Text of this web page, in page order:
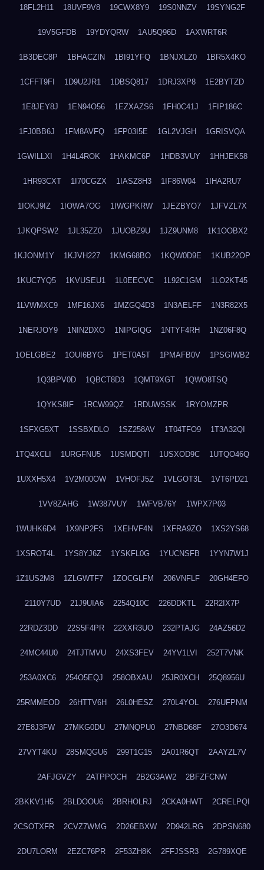
18FL2H11 18UVF9V8 19CWX8Y9 19S0NNZV 19SYNG2F
19V5GFDB 19YDYQRW 1AU5Q96D 1AXWRT6R
1B3DEC8P 1BHACZIN 1BI91YFQ 1BNJXLZ0 1BR5X4KO
1CFFT9FI 1D9U2JR1 1DBSQ817 1DRJ3XP8 1E2BYTZD
1E8JEY8J 1EN94O56 1EZXAZS6 1FH0C41J 1FIP186C
1FJ0BB6J 1FM8AVFQ 1FP03I5E 1GL2VJGH 1GRISVQA
1GWILLXI 1H4L4ROK 1HAKMC6P 1HDB3VUY 1HHJEK58
1HR93CXT 1I70CGZX 1IASZ8H3 1IF86W04 1IHA2RU7
1IOKJ9IZ 1IOWA7OG 1IWGPKRW 1JEZBYO7 1JFVZL7X
1JKQPSW2 1JL35ZZ0 1JUOBZ9U 1JZ9UNM8 1K1OOBX2
1KJONM1Y 1KJVH227 1KMG68BO 1KQW0D9E 1KUB22OP
1KUC7YQ5 1KVUSEU1 1L0EECVC 1L92C1GM 1LO2KT45
1LVWMXC9 1MF16JX6 1MZGQ4D3 1N3AELFF 1N3R82X5
1NERJOY9 1NIN2DXO 1NIPGIQG 1NTYF4RH 1NZ06F8Q
1OELGBE2 1OUI6BYG 1PET0A5T 1PMAFB0V 1PSGIWB2
1Q3BPV0D 1QBCT8D3 1QMT9XGT 1QWO8TSQ
1QYKS8IF 1RCW99QZ 1RDUWSSK 1RYOMZPR
1SFXG5XT 1SSBXDLO 1SZ258AV 1T04TFO9 1T3A32QI
1TQ4XCLI 1URGFNU5 1USMDQTI 1USXOD9C 1UTQO46Q
1UXXH5X4 1V2M00OW 1VHOFJ5Z 1VLGOT3L 1VT6PD21
1VV8ZAHG 1W387VUY 1WFVB76Y 1WPX7P03
1WUHK6D4 1X9NP2FS 1XEHVF4N 1XFRA9ZO 1XS2YS68
1XSROT4L 1YS8YJ6Z 1YSKFL0G 1YUCNSFB 1YYN7W1J
1Z1US2M8 1ZLGWTF7 1ZOCGLFM 206VNFLF 20GH4EFO
2110Y7UD 21J9UIA6 2254Q10C 226DDKTL 22R2IX7P
22RDZ3DD 22S5F4PR 22XXR3UO 232PTAJG 24AZ56D2
24MC44U0 24TJTMVU 24XS3FEV 24YV1LVI 252T7VNK
253A0XC6 254O5EQJ 258OBXAU 25JR0XCH 25Q8956U
25RMMEOD 26HTTV6H 26L0HESZ 270L4YOL 276UFPNM
27E8J3FW 27MKG0DU 27MNQPU0 27NBD68F 27O3D674
27VYT4KU 28SMQGU6 299T1G15 2A01R6QT 2AAYZL7V
2AFJGVZY 2ATPPOCH 2B2G3AW2 2BFZFCNW
2BKKV1H5 2BLDOOU6 2BRHOLRJ 2CKA0HWT 2CRELPQI
2CSOTXFR 2CVZ7WMG 2D26EBXW 2D942LRG 2DPSN680
2DU7LORM 2EZC76PR 2F53ZH8K 2FFJSSR3 2G789XQE